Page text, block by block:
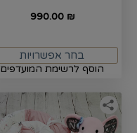
990.00 ₪
בחר אפשרויות
הוסף לרשימת המועדפים